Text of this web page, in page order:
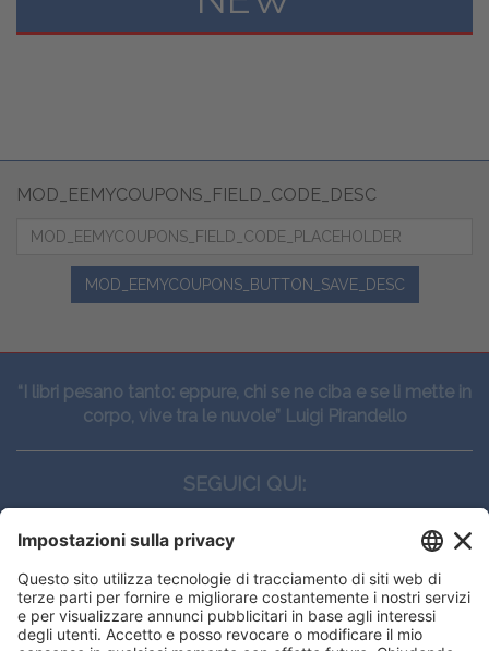
MOD_EEMYCOUPONS_FIELD_CODE_DESC
MOD_EEMYCOUPONS_BUTTON_SAVE_DESC
“I libri pesano tanto: eppure, chi se ne ciba e se li mette in
corpo, vive tra le nuvole” Luigi Pirandello
SEGUICI QUI:
CONTATTI
Edi.Ermes srl